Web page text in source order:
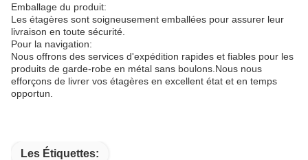
Emballage du produit:
Les étagères sont soigneusement emballées pour assurer leur
livraison en toute sécurité.
Pour la navigation:
Nous offrons des services d'expédition rapides et fiables pour les
produits de garde-robe en métal sans boulons.Nous nous
efforçons de livrer vos étagères en excellent état et en temps
opportun.
Les Étiquettes: